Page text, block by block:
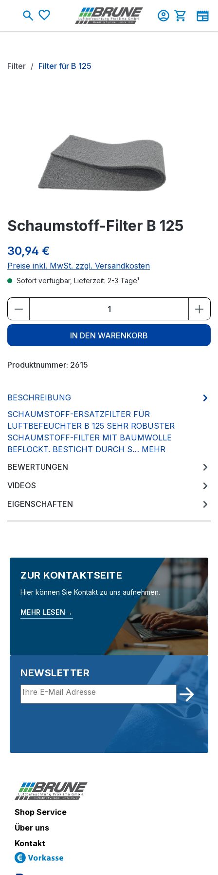
Zum Hauptinhalt springen
Filter Filter für B 125
Schaumstoff-Filter B 125
30,94 €
Preise inkl. MwSt. zzgl. Versandkosten
Sofort verfügbar, Lieferzeit: 2-3 Tage¹
Produkt Anzahl: Gib den gewünschten
IN DEN WARENKORB
Produktnummer: 2615
BESCHREIBUNG
SCHAUMSTOFF-ERSATZFILTER FÜR
LUFTBEFEUCHTER B 125 SEHR ROBUSTER
SCHAUMSTOFF-FILTER MIT BAUMWOLLE
BEFLOCKT. BESTICHT DURCH S… MEHR
BEWERTUNGEN
VIDEOS
EIGENSCHAFTEN
ZUR KONTAKTSEITE
Hier können Sie Kontakt zu uns aufnehmen.
MEHR LESEN →
NEWSLETTER
Shop Service
Über uns
Kontakt